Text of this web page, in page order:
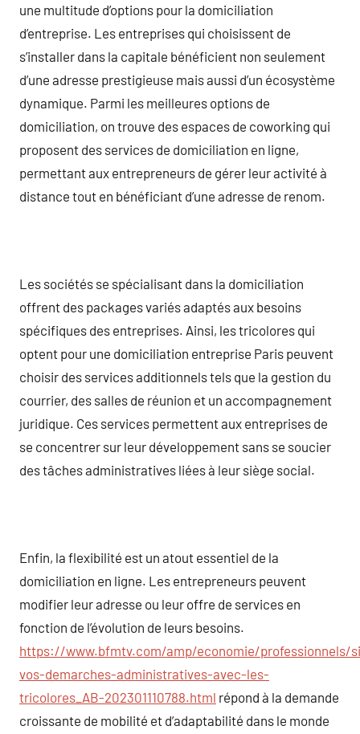
une multitude d’options pour la domiciliation
d’entreprise. Les entreprises qui choisissent de
s’installer dans la capitale bénéficient non seulement
d’une adresse prestigieuse mais aussi d’un écosystème
dynamique. Parmi les meilleures options de
domiciliation, on trouve des espaces de coworking qui
proposent des services de domiciliation en ligne,
permettant aux entrepreneurs de gérer leur activité à
distance tout en bénéficiant d’une adresse de renom.
Les sociétés se spécialisant dans la domiciliation
offrent des packages variés adaptés aux besoins
spécifiques des entreprises. Ainsi, les tricolores qui
optent pour une domiciliation entreprise Paris peuvent
choisir des services additionnels tels que la gestion du
courrier, des salles de réunion et un accompagnement
juridique. Ces services permettent aux entreprises de
se concentrer sur leur développement sans se soucier
des tâches administratives liées à leur siège social.
Enfin, la flexibilité est un atout essentiel de la
domiciliation en ligne. Les entrepreneurs peuvent
modifier leur adresse ou leur offre de services en
fonction de l’évolution de leurs besoins.
https://www.bfmtv.com/amp/economie/professionnels/
vos-demarches-administratives-avec-les-
tricolores_AB-202301110788.html répond à la demande
croissante de mobilité et d’adaptabilité dans le monde